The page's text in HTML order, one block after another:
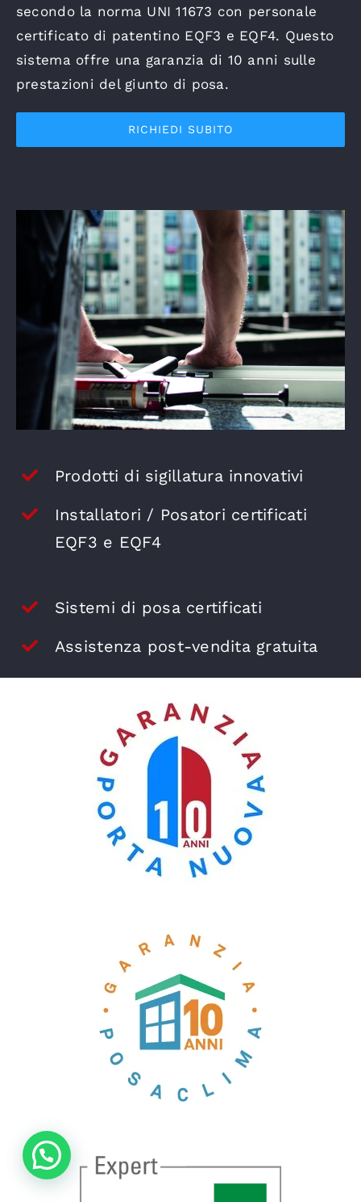
secondo la norma UNI 11673 con personale
certificato di patentino EQF3 e EQF4. Questo
sistema offre una garanzia di 10 anni sulle
prestazioni del giunto di posa.
RICHIEDI SUBITO
Prodotti di sigillatura innovativi
Installatori / Posatori certificati
EQF3 e EQF4
Sistemi di posa certificati
Assistenza post-vendita gratuita